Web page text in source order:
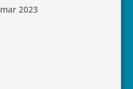
mar 2023